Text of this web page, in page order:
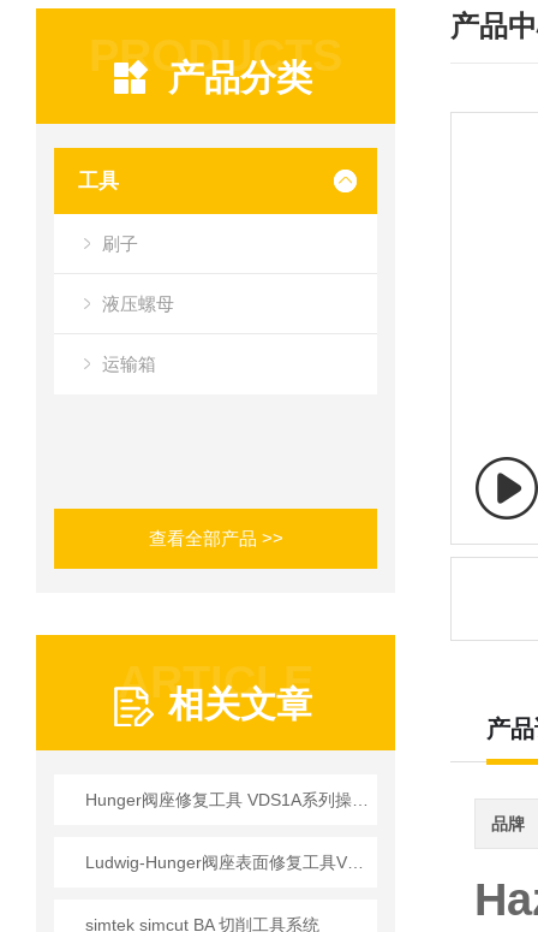
PRODUCTS
产品分类
工具
刷子
液压螺母
运输箱
查看全部产品 >>
ARTICLE
相关文章
simtek simcut BA 切削工具系统
产品
产
品牌